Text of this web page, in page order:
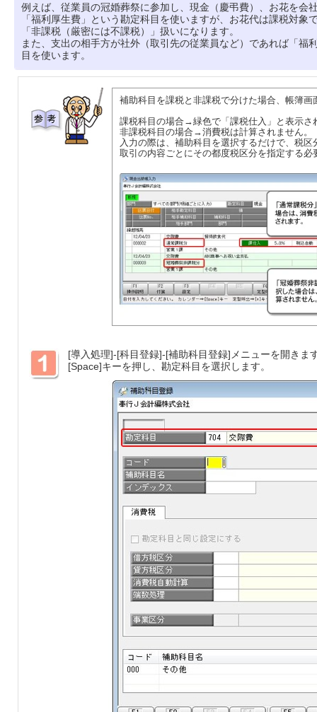
例えば、従業員の冠婚葬祭に参加し、現金（慶弔費）、お花を会
「福利厚生費」という勘定科目を使いますが、お花代は課税対象
「非課税（厳密には不課税）」扱いになります。
また、支出の相手方が社外（取引先の従業員など）であれば「福
目を使います。
補助科目を課税と非課税で分けた場合、帳簿
課税科目の場合→緑色で「課税仕入」と表示さ
非課税科目の場合→消費税は計算されません。
入力の際は、補助科目を選択するだけで、税
取引の内容ごとにその都度税区分を指定する必
[導入処理]-[科目登録]-[補助科目登録]メニューを開きま
[Space]キーを押し、勘定科目を選択します。